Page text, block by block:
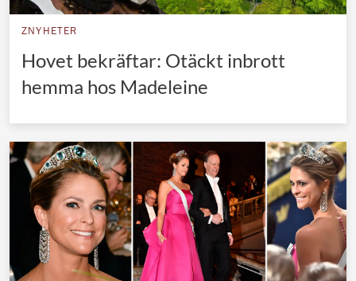
Marockanska kungahuset
ZNYHETER
Hovet bekräftar: Otäckt inbrott
hemma hos Madeleine